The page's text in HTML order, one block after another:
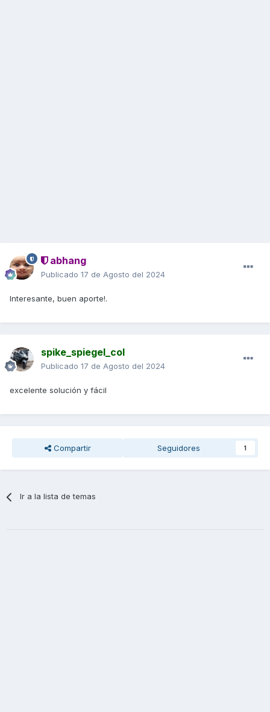
abhang
Publicado 17 de Agosto del 2024
Interesante, buen aporte!.
spike_spiegel_col
Publicado 17 de Agosto del 2024
excelente solución y fácil
Compartir Seguidores 1
Ir a la lista de temas